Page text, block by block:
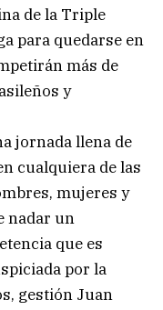
de la Triple
para quedarse en
más de
y
jornada llena de
cualquiera de las
mujeres y
nadar un
que es
por la
gestión Juan